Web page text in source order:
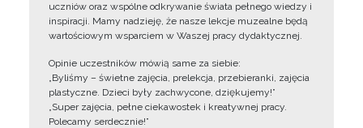
uczniów oraz wspólne odkrywanie świata pełnego wiedzy i
inspiracji. Mamy nadzieję, że nasze lekcje muzealne będą
wartościowym wsparciem w Waszej pracy dydaktycznej.
Opinie uczestników mówią same za siebie:
„Byliśmy – świetne zajęcia, prelekcja, przebieranki, zajęcia
plastyczne. Dzieci były zachwycone, dziękujemy!”
„Super zajęcia, pełne ciekawostek i kreatywnej pracy.
Polecamy serdecznie!”